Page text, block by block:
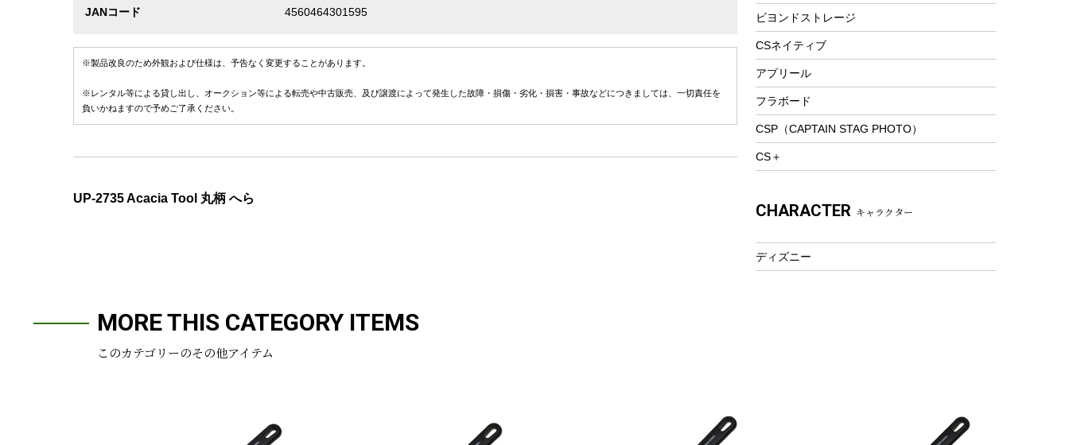
JANコード 4560464301595
※製品改良のため外観および仕様は、予告なく変更することがあります。
※レンタル等による貸し出し、オークション等による転売や中古販売、及び譲渡によって発生した故障・損傷・劣化・損害・事故などにつきましては、一切責任を
負いかねますので予めご了承ください。
UP-2735 Acacia Tool 丸柄 へら
ツール&アクセサリー
トレッキング
トレッキングステッキ
トレッキングアクセサリー
プレイグッズ
ウェルネス
フィットネス
アクセサリー
ビヨンドストレージ
CSネイティブ
アプリール
フラボード
CSP（CAPTAIN STAG PHOTO）
CS＋
CHARACTER キャラクター
ディズニー
MORE THIS CATEGORY ITEMS
このカテゴリーのその他アイテム